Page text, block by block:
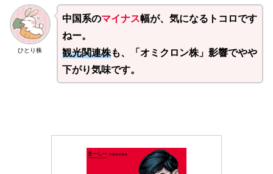
ひとり株
中国系のマイナス幅が、気になるトコロです
ねー。
観光関連株も、「オミクロン株」影響でやや
下がり気味です。